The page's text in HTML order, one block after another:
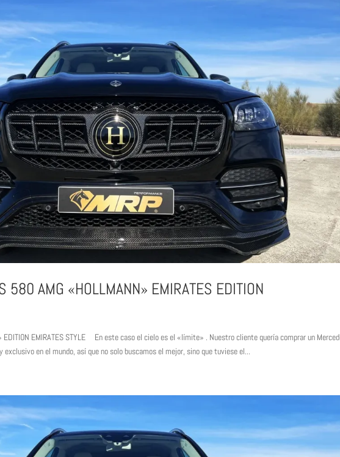
580 AMG «HOLLMANN» EMIRATES EDITION
EDITION EMIRATES STYLE En este caso el cielo es el «límite» . Nuestro cliente quería comprar un
exclusivo en el mundo, así que no solo buscamos el mejor, sino que tuviese el...